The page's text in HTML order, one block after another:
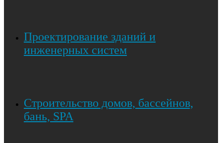
Проектирование зданий и
инженерных систем
Строительство домов, бассейнов,
бань, SPA